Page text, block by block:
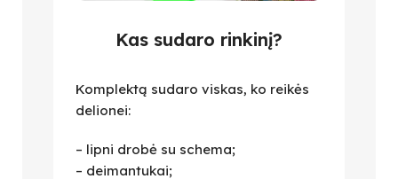
Kas sudaro rinkinį?
Komplektą sudaro viskas, ko reikės
delionei:
– lipni drobė su schema;
– deimantukai;